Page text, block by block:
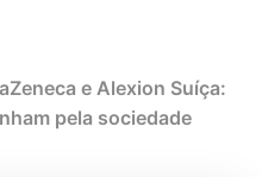
e Alexion Suíça:
pela sociedade